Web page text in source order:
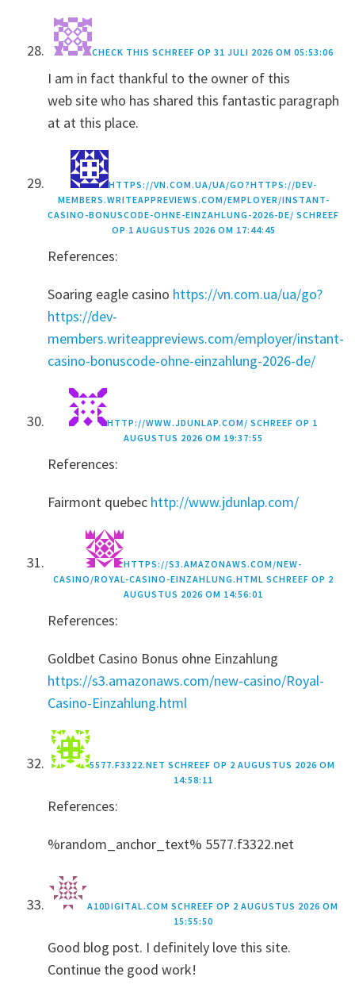
CHECK THIS SCHREEF OP 31 JULI 2026 OM 05:53:06
I am in fact thankful to the owner of this
web site who has shared this fantastic paragraph
at at this place.
HTTPS://VN.COM.UA/UA/GO?HTTPS://DEV-
MEMBERS.WRITEAPPREVIEWS.COM/EMPLOYER/INSTANT-
CASINO-BONUSCODE-OHNE-EINZAHLUNG-2026-DE/ SCHREEF
OP 1 AUGUSTUS 2026 OM 17:44:45
References:
Soaring eagle casino https://vn.com.ua/ua/go?
https://dev-
members.writeappreviews.com/employer/instant-
casino-bonuscode-ohne-einzahlung-2026-de/
HTTP://WWW.JDUNLAP.COM/ SCHREEF OP 1
AUGUSTUS 2026 OM 19:37:55
References:
Fairmont quebec http://www.jdunlap.com/
HTTPS://S3.AMAZONAWS.COM/NEW-
CASINO/ROYAL-CASINO-EINZAHLUNG.HTML SCHREEF OP 2
AUGUSTUS 2026 OM 14:56:01
References:
Goldbet Casino Bonus ohne Einzahlung
https://s3.amazonaws.com/new-casino/Royal-
Casino-Einzahlung.html
5577.F3322.NET SCHREEF OP 2 AUGUSTUS 2026 OM
14:58:11
References:
%random_anchor_text% 5577.f3322.net
A10DIGITAL.COM SCHREEF OP 2 AUGUSTUS 2026 OM
15:55:50
Good blog post. I definitely love this site.
Continue the good work!